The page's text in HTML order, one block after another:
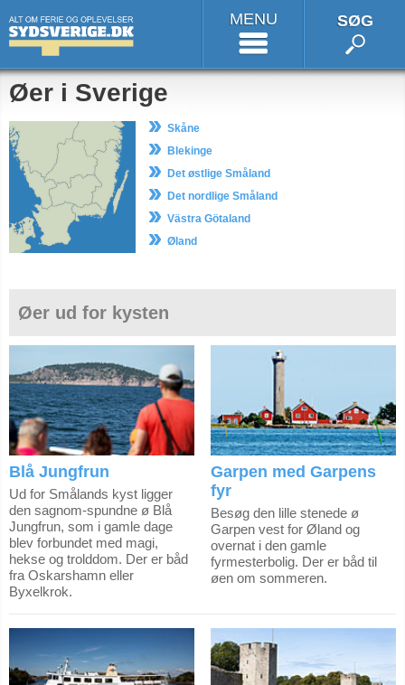
MENU SØG
Øer i Sverige
Skåne
Blekinge
Det østlige Småland
Det nordlige Småland
Västra Götaland
Øland
Øer ud for kysten
Blå Jungfrun
Ud for Smålands kyst ligger
den sagnom-spundne ø Blå
Jungfrun, som i gamle dage
blev forbundet med magi,
hekse og trolddom. Der er båd
fra Oskarshamn eller
Byxelkrok.
Garpen med Garpens
fyr
Besøg den lille stenede ø
Garpen vest for Øland og
overnat i den gamle
fyrmesterbolig. Der er båd til
øen om sommeren.